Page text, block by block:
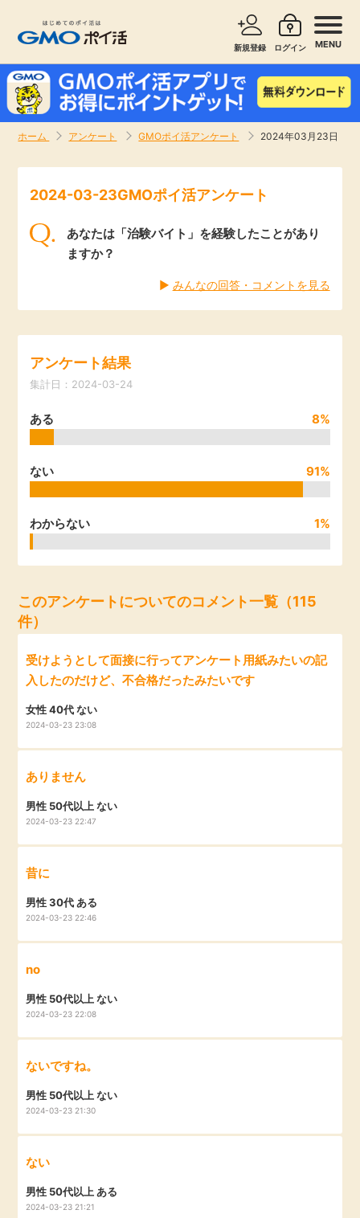
新規登録 ログイン MENU
ホーム アンケート GMOポイ活アンケート 2024年03月23日
新着
高還元
アンケート
ゲーム
お友達紹介
カード比較
特集一覧
ヘルプセンター
サービスで探す ショッピングで探す
旅行・レンタカー
エンタメ
暮らし
引っ越し
買取・査定
月額有料サービス
家計の固定費
2024-03-23GMOポイ活アンケート
あなたは「治験バイト」を経験したことがあり
ますか？
▶︎ みんなの回答・コメントを見る
アンケート結果
集計日：2024-03-24
ある 8%
ない 91%
わからない 1%
このアンケートについてのコメント一覧（115
件）
受けようとして面接に行ってアンケート用紙みたいの記
入したのだけど、不合格だったみたいです
女性 40代 ない
2024-03-23 23:08
ありません
男性 50代以上 ない
2024-03-23 22:47
昔に
男性 30代 ある
2024-03-23 22:46
no
男性 50代以上 ない
2024-03-23 22:08
ないですね。
男性 50代以上 ない
2024-03-23 21:30
ない
男性 50代以上 ある
2024-03-23 21:21